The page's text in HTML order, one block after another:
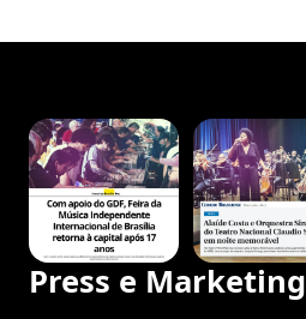
Press e Marketing